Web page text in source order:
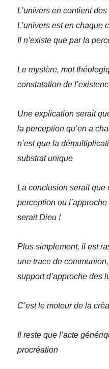
L’univers en contient
L’univers est en chaque
Il n’existe que par la
Le mystère, mot
constatation de
Une explication serait
la perception qu’en a
n’est que la
substrat unique
La conclusion serait que
perception ou
serait Dieu !
Plus simplement, il est
une trace de
support d’approche des
C’est le moteur de la
Il reste que l’acte
procréation